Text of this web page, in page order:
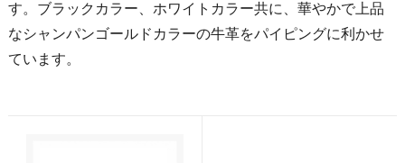
す。ブラックカラー、ホワイトカラー共に、華やかで上品
なシャンパンゴールドカラーの牛革をパイピングに利かせ
ています。